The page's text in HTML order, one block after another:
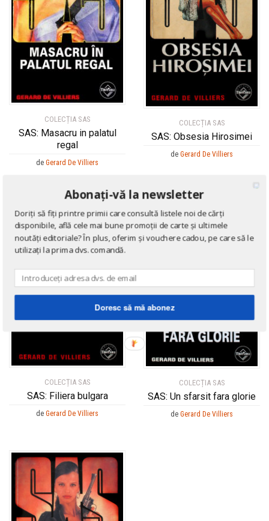
COLECȚIA SAS
SAS: Masacru in palatul
regal
de Gerard De Villiers
COLECȚIA SAS
SAS: Obsesia Hirosimei
de Gerard De Villiers
COLECȚIA SAS
SAS: Filiera bulgara
21%
de Gerard De Villiers
COLECȚIA SAS
SAS: Un sfarsit fara glorie
de Gerard De Villiers
Abonați-vă la newsletter
Doriți să fiți printre primii care consultă listele noi de cărți
disponibile, află cele mai bune promoții de carte și ultimele
noutăți editoriale? În plus, oferim și vouchere cadou, pe care să le
utilizați la prima dvs. comandă.
Doresc să mă abonez